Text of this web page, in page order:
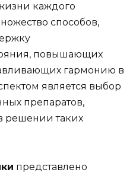
каждого
способов,
повышающих
гармонию в
является выбор
препаратов,
решении таких
представлено